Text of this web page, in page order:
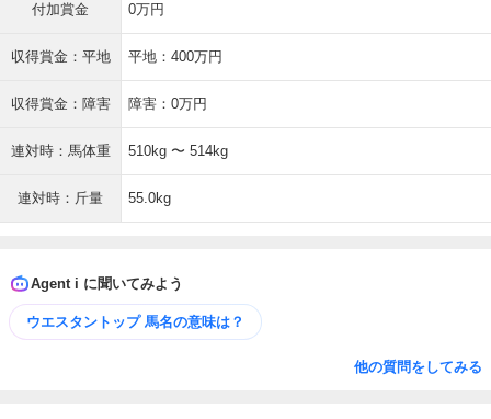
付加賞金 0万円
収得賞金：平地 平地：400万円
収得賞金：障害 障害：0万円
連対時：馬体重 510kg 〜 514kg
連対時：斤量 55.0kg
Agent i に聞いてみよう
ウエスタントップ 馬名の意味は？
他の質問をしてみる